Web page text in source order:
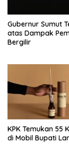
Gubernur Sumut
atas Dampak
Bergilir
KPK Temukan 55
di Mobil Bupati